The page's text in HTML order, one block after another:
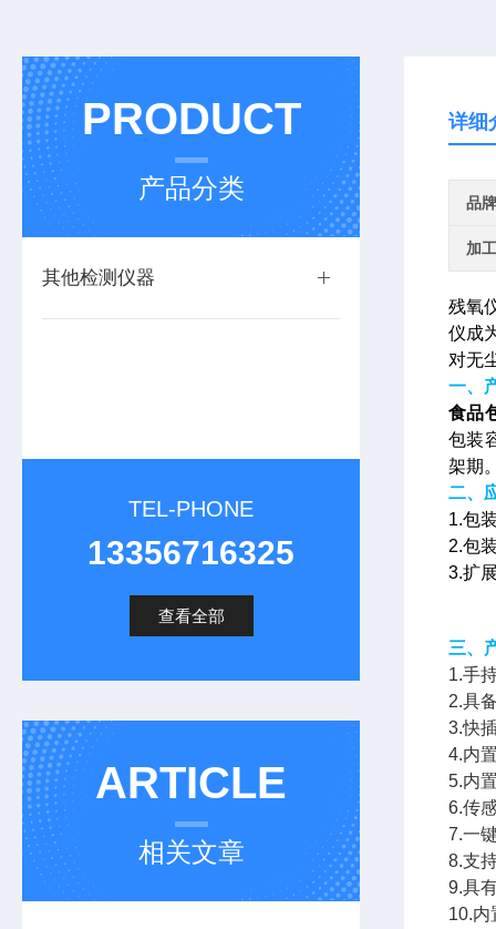
PRODUCT
产品分类
其他检测仪器
TEL-PHONE
13356716325
查看全部
ARTICLE
相关文章
详细
品牌
加
残氧
仪成
对无
一、
食品
包装
架期
二、
1.包
2.包
3.扩
三、
1.手
2.具
3.快
4.内
5.内
6.传
7.一
8.支
9.具
10.内